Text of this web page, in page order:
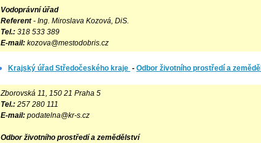
Vodoprávní úřad
Referent- Ing. Miroslava Kozová, DiS.
Tel.: 318 533 389
E-mail: kozova@mestodobris.cz
Krajský úřad Středočeského kraje - Odbor životního prostředí a
Zborovská 11, 150 21 Praha 5
Tel.: 257 280 111
E-mail: podatelna@kr-s.cz
Odbor životního prostředí a zemědělství